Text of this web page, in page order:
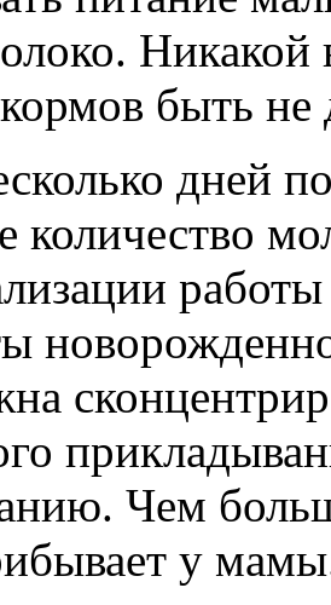
Никакой
быть
дней
количество
Чем
у